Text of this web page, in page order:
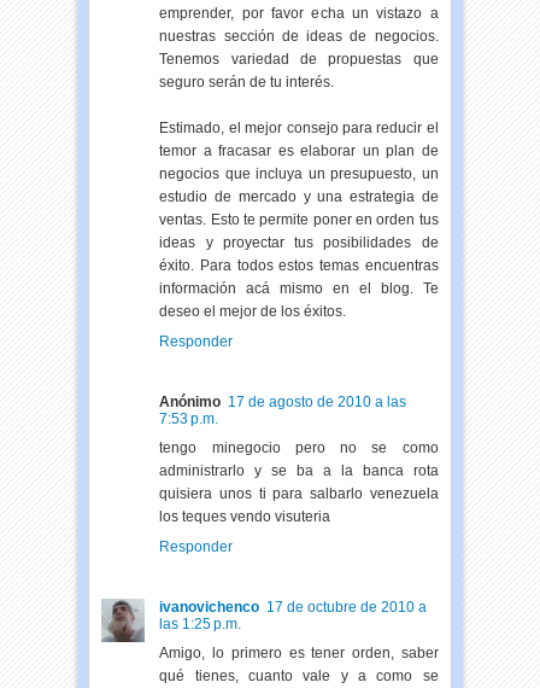
emprender, por favor echa un vistazo a
nuestras sección de ideas de negocios.
Tenemos variedad de propuestas que
seguro serán de tu interés.
Estimado, el mejor consejo para reducir el
temor a fracasar es elaborar un plan de
negocios que incluya un presupuesto, un
estudio de mercado y una estrategia de
ventas. Esto te permite poner en orden tus
ideas y proyectar tus posibilidades de
éxito. Para todos estos temas encuentras
información acá mismo en el blog. Te
deseo el mejor de los éxitos.
Responder
Anónimo 17 de agosto de 2010 a las
7:53 p.m.
tengo minegocio pero no se como
administrarlo y se ba a la banca rota
quisiera unos ti para salbarlo venezuela
los teques vendo visuteria
Responder
ivanovichenco 17 de octubre de 2010 a
las 1:25 p.m.
Amigo, lo primero es tener orden, saber
qué tienes, cuanto vale y a como se